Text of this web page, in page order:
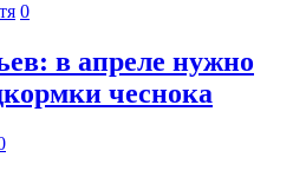
0
в апреле нужно
чеснока